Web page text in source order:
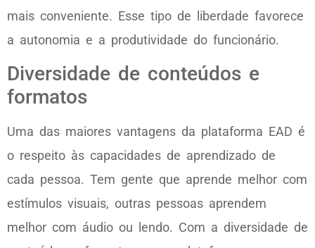
mais conveniente. Esse tipo de liberdade favorece
a autonomia e a produtividade do funcionário.
Diversidade de conteúdos e
formatos
Uma das maiores vantagens da plataforma EAD é
o respeito às capacidades de aprendizado de
cada pessoa. Tem gente que aprende melhor com
estímulos visuais, outras pessoas aprendem
melhor com áudio ou lendo. Com a diversidade de